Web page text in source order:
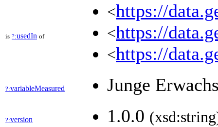
is ?:usedIn of
<https://
<https://
<https://
?:variableMeasured Junge
?:version 1.0.0